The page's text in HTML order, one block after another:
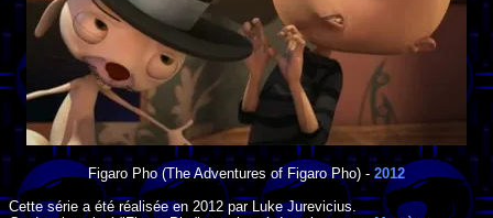
Figaro Pho (The Adventures of Figaro Pho) - 2012
Cette série a été réalisée en 2012par Luke Jurevicius